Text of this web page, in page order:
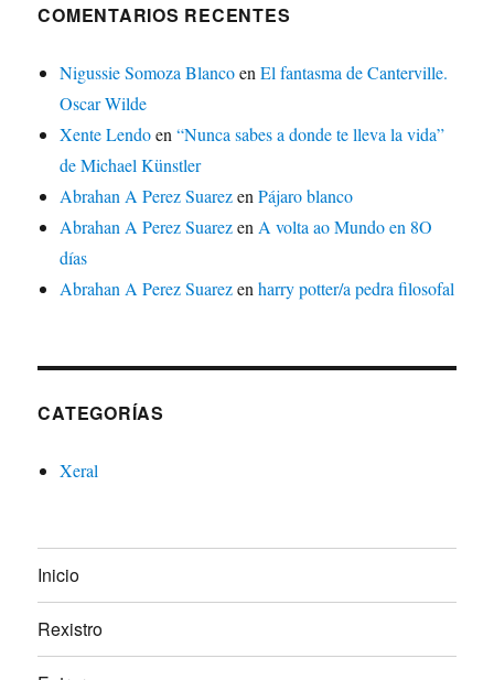
COMENTARIOS RECENTES
Nigussie Somoza BlancoenEl fantasma de Canterville.
Oscar Wilde
Xente Lendoen“Nunca sabes a donde te lleva la vida”
de Michael Künstler
Abrahan A Perez SuarezenPájaro blanco
Abrahan A Perez Suarezen A volta ao Mundo en 8O
días
Abrahan A Perez Suarezenharry potter/a pedra filosofal
CATEGORÍAS
Xeral
Inicio
Rexistro